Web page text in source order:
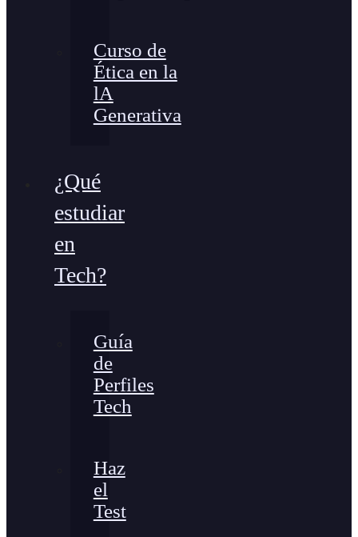
Curso de
Ética en la
lA
Generativa
¿Qué
estudiar
en
Tech?
Guía
de
Perfiles
Tech
Haz
el
Test